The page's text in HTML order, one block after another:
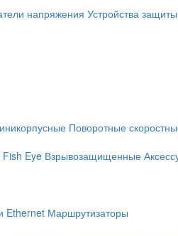
напряжения Устройства защиты
Поворотные
Fish Eye Взрывозащищенные
Ethernet Маршрутизаторы